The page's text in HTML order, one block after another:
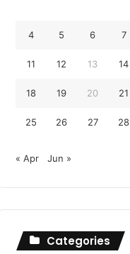
4 5 6 7
11 12 13 14
18 19 20 21
25 26 27 28
« Apr Jun »
Categories